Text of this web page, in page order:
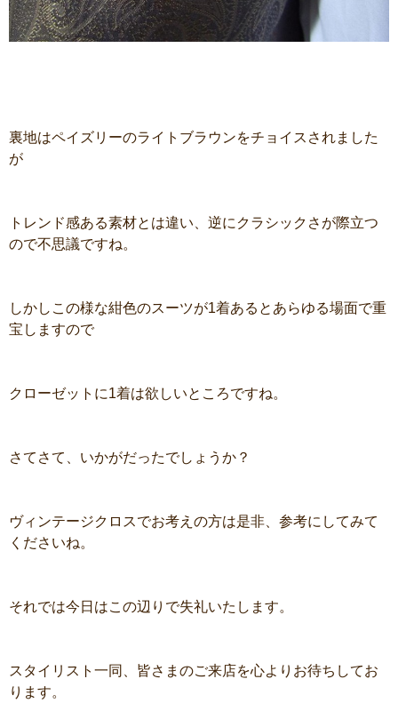
裏地はペイズリーのライトブラウンをチョイスされました
が
トレンド感ある素材とは違い、逆にクラシックさが際立つ
ので不思議ですね。
しかしこの様な紺色のスーツが1着あるとあらゆる場面で重
宝しますので
クローゼットに1着は欲しいところですね。
さてさて、いかがだったでしょうか？
ヴィンテージクロスでお考えの方は是非、参考にしてみて
くださいね。
それでは今日はこの辺りで失礼いたします。
スタイリスト一同、皆さまのご来店を心よりお待ちしてお
ります。